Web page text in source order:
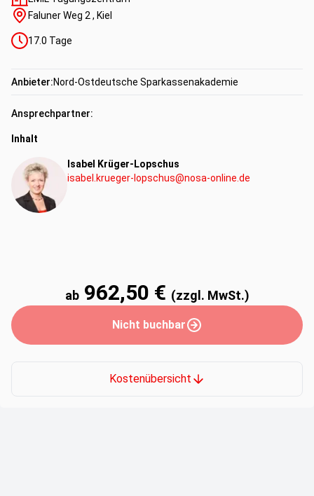
Faluner Weg 2 , Kiel
17.0 Tage
Anbieter:Nord-Ostdeutsche Sparkassenakademie
Ansprechpartner:
Inhalt
Isabel Krüger-Lopschus
isabel.krueger-lopschus@nosa-online.de
ab 962,50 € (zzgl. MwSt.)
Nicht buchbar
Kostenübersicht